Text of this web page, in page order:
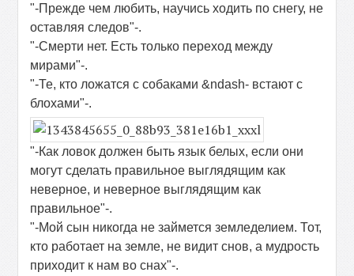
"-Прежде чем любить, научись ходить по снегу, не
оставляя следов"-.
"-Смерти нет. Есть только переход между
мирами"-.
"-Те, кто ложатся с собаками &ndash- встают с
блохами"-.
"-Как ловок должен быть язык белых, если они
могут сделать правильное выглядящим как
неверное, и неверное выглядящим как
правильное"-.
"-Мой сын никогда не займется земледелием. Тот,
кто работает на земле, не видит снов, а мудрость
приходит к нам во снах"-.